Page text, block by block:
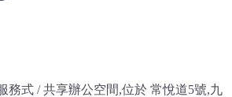
務式 / 共享辦公空間,位於 常悅道5號,九